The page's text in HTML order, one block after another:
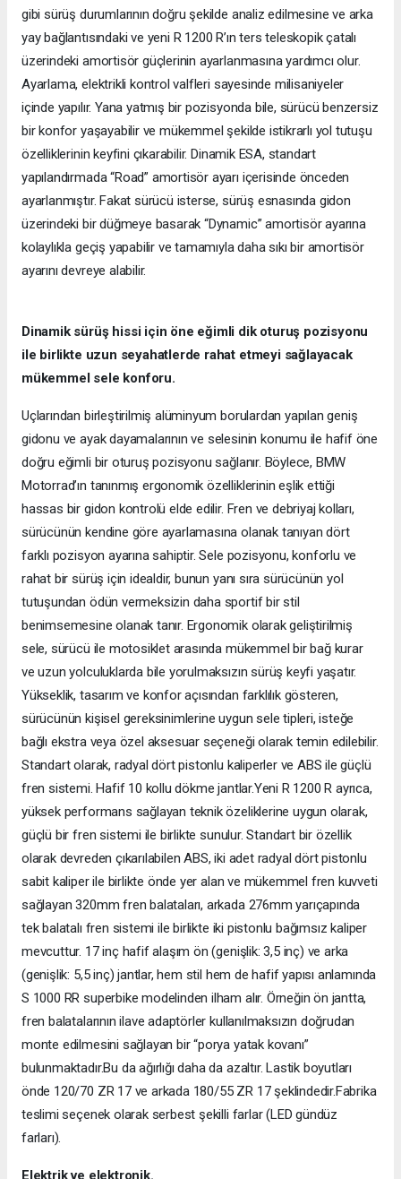
gibi sürüş durumlarının doğru şekilde analiz edilmesine ve arka
yay bağlantısındaki ve yeni R 1200 R’ın ters teleskopik çatalı
üzerindeki amortisör güçlerinin ayarlanmasına yardımcı olur.
Ayarlama, elektrikli kontrol valfleri sayesinde milisaniyeler
içinde yapılır. Yana yatmış bir pozisyonda bile, sürücü benzersiz
bir konfor yaşayabilir ve mükemmel şekilde istikrarlı yol tutuşu
özelliklerinin keyfini çıkarabilir. Dinamik ESA, standart
yapılandırmada “Road” amortisör ayarı içerisinde önceden
ayarlanmıştır. Fakat sürücü isterse, sürüş esnasında gidon
üzerindeki bir düğmeye basarak “Dynamic” amortisör ayarına
kolaylıkla geçiş yapabilir ve tamamıyla daha sıkı bir amortisör
ayarını devreye alabilir.
Dinamik sürüş hissi için öne eğimli dik oturuş pozisyonu
ile birlikte uzun seyahatlerde rahat etmeyi sağlayacak
mükemmel sele konforu.
Uçlarından birleştirilmiş alüminyum borulardan yapılan geniş
gidonu ve ayak dayamalarının ve selesinin konumu ile hafif öne
doğru eğimli bir oturuş pozisyonu sağlanır. Böylece, BMW
Motorrad’ın tanınmış ergonomik özelliklerinin eşlik ettiği
hassas bir gidon kontrolü elde edilir. Fren ve debriyaj kolları,
sürücünün kendine göre ayarlamasına olanak tanıyan dört
farklı pozisyon ayarına sahiptir. Sele pozisyonu, konforlu ve
rahat bir sürüş için idealdir, bunun yanı sıra sürücünün yol
tutuşundan ödün vermeksizin daha sportif bir stil
benimsemesine olanak tanır. Ergonomik olarak geliştirilmiş
sele, sürücü ile motosiklet arasında mükemmel bir bağ kurar
ve uzun yolculuklarda bile yorulmaksızın sürüş keyfi yaşatır.
Yükseklik, tasarım ve konfor açısından farklılık gösteren,
sürücünün kişisel gereksinimlerine uygun sele tipleri, isteğe
bağlı ekstra veya özel aksesuar seçeneği olarak temin edilebilir.
Standart olarak, radyal dört pistonlu kaliperler ve ABS ile güçlü
fren sistemi. Hafif 10 kollu dökme jantlar.Yeni R 1200 R ayrıca,
yüksek performans sağlayan teknik özeliklerine uygun olarak,
güçlü bir fren sistemi ile birlikte sunulur. Standart bir özellik
olarak devreden çıkarılabilen ABS, iki adet radyal dört pistonlu
sabit kaliper ile birlikte önde yer alan ve mükemmel fren kuvveti
sağlayan 320mm fren balataları, arkada 276mm yarıçapında
tek balatalı fren sistemi ile birlikte iki pistonlu bağımsız kaliper
mevcuttur. 17 inç hafif alaşım ön (genişlik: 3,5 inç) ve arka
(genişlik: 5,5 inç) jantlar, hem stil hem de hafif yapısı anlamında
S 1000 RR superbike modelinden ilham alır. Örneğin ön jantta,
fren balatalarının ilave adaptörler kullanılmaksızın doğrudan
monte edilmesini sağlayan bir “porya yatak kovanı”
bulunmaktadır.Bu da ağırlığı daha da azaltır. Lastik boyutları
önde 120/70 ZR 17 ve arkada 180/55 ZR 17 şeklindedir.Fabrika
teslimi seçenek olarak serbest şekilli farlar (LED gündüz
farları).
Elektrik ve elektronik.